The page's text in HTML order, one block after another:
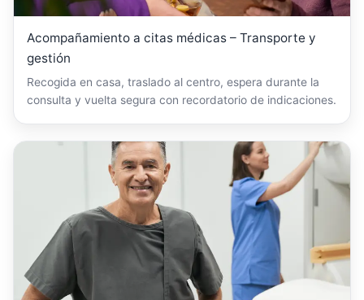
Acompañamiento a citas médicas – Transporte y
gestión
Recogida en casa, traslado al centro, espera durante la
consulta y vuelta segura con recordatorio de indicaciones.